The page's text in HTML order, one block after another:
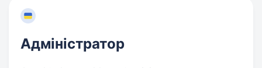
Адміністратор